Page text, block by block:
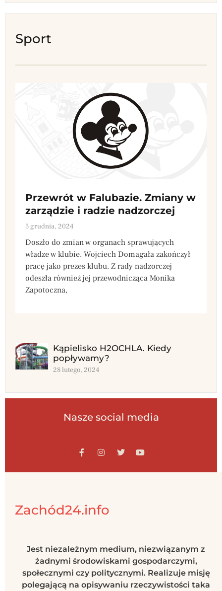
Sport
Przewrót w Falubazie. Zmiany w
zarządzie i radzie nadzorczej
5 grudnia, 2024
Doszło do zmian w organach sprawujących
władze w klubie. Wojciech Domagała zakończył
pracę jako prezes klubu. Z rady nadzorczej
odeszła również jej przewodnicząca Monika
Zapotoczna,
Kąpielisko H2OCHLA. Kiedy
popływamy?
28 lutego, 2024
Nasze social media
Zachód24.info
Jest niezależnym medium, niezwiązanym z
żadnymi środowiskami gospodarczymi,
społecznymi czy politycznymi. Realizuje misję
polegającą na opisywaniu rzeczywistości taka